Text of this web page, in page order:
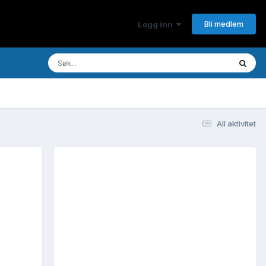
Logg inn Bli medlem
All aktivitet